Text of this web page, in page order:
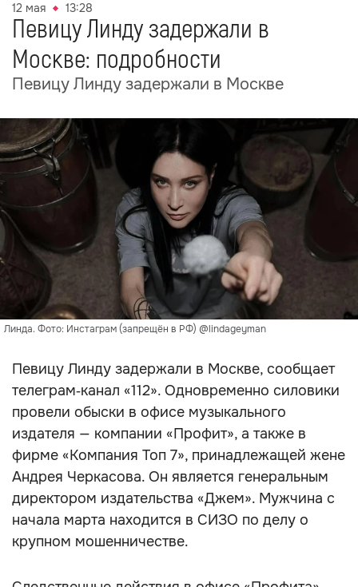
12 мая 13:28
Певицу Линду задержали в
Москве: подробности
Певицу Линду задержали в Москве
Линда. Фото: Инстаграм (запрещён в РФ) @lindageyman
Певицу Линду задержали в Москве, сообщает
телеграм‑канал «112». Одновременно силовики
провели обыски в офисе музыкального
издателя — компании «Профит», а также в
фирме «Компания Топ 7», принадлежащей жене
Андрея Черкасова. Он является генеральным
директором издательства «Джем». Мужчина с
начала марта находится в СИЗО по делу о
крупном мошенничестве.